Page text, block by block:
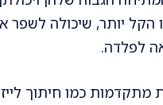
יותר, שיכולה
לפלדה.
מתקדמות כמו חיתוך